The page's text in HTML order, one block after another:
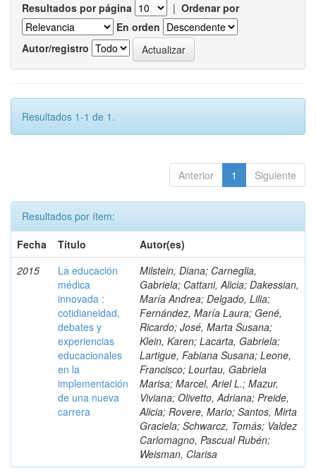
Resultados por página | Ordenar por
En orden
Autor/registro
Resultados 1-1 de 1.
Anterior 1 Siguiente
Resultados por ítem:
Fecha
Título
Autor(es)
2015
La educación
médica
innovada :
cotidianeidad,
debates y
experiencias
educacionales
en la
implementación
de una nueva
carrera
Milstein, Diana; Carneglia,
Gabriela; Cattani, Alicia; Dakessian,
María Andrea; Delgado, Lilia;
Fernández, María Laura; Gené,
Ricardo; José, Marta Susana;
Klein, Karen; Lacarta, Gabriela;
Lartigue, Fabiana Susana; Leone,
Francisco; Lourtau, Gabriela
Marisa; Marcel, Ariel L.; Mazur,
Viviana; Olivetto, Adriana; Preide,
Alicia; Rovere, Mario; Santos, Mirta
Graciela; Schwarcz, Tomás; Valdez
Carlomagno, Pascual Rubén;
Weisman, Clarisa